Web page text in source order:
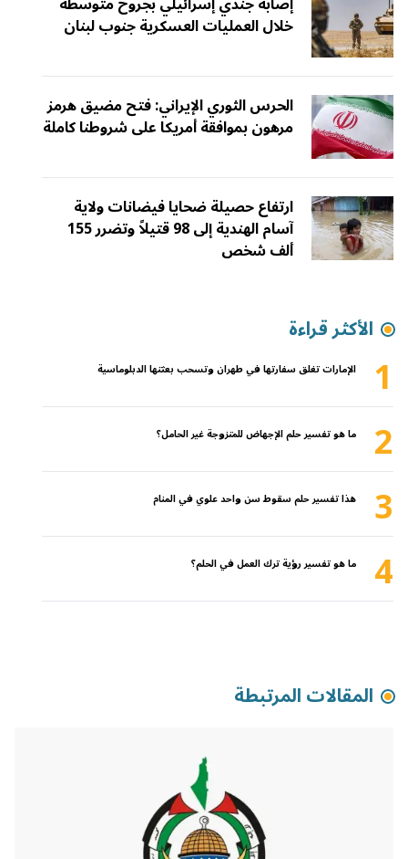
خلال العمليات العسكرية جنوب لبنان
الحرس الثوري الإيراني: فتح مضيق هرمز
مرهون بموافقة أمريكا على شروطنا كاملة
ارتفاع حصيلة ضحايا فيضانات ولاية
آسام الهندية إلى 98 قتيلاً وتضرر 155
ألف شخص
الأكثر قراءة
1 الإمارات تغلق سفارتها في طهران وتسحب بعثتها الدبلوماسية
2 ما هو تفسير حلم الإجهاض للمتزوجة غير الحامل؟
3 هذا تفسير حلم سقوط سن واحد علوي في المنام
4 ما هو تفسير رؤية ترك العمل في الحلم؟
المقالات المرتبطة